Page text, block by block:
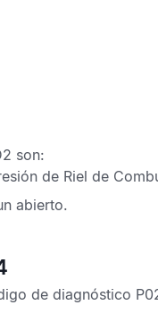
son:
de Riel de
abierto.
de diagnóstico